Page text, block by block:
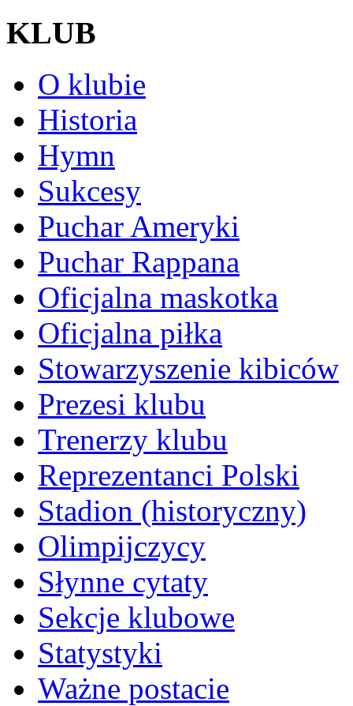
KLUB
O klubie
Historia
Hymn
Sukcesy
Puchar Ameryki
Puchar Rappana
Oficjalna maskotka
Oficjalna piłka
Stowarzyszenie kibiców
Prezesi klubu
Trenerzy klubu
Reprezentanci Polski
Stadion (historyczny)
Olimpijczycy
Słynne cytaty
Sekcje klubowe
Statystyki
Ważne postacie